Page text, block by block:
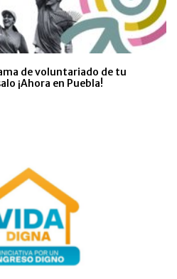
de voluntariado de tu
¡Ahora en Puebla!